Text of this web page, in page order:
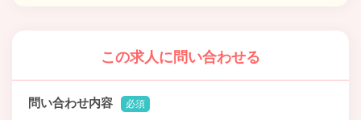
この求人に問い合わせる
問い合わせ内容 必須